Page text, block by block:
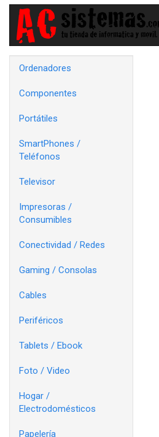
Ordenadores
Componentes
Portátiles
SmartPhones /
Teléfonos
Televisor
Impresoras /
Consumibles
Conectividad / Redes
Gaming / Consolas
Cables
Periféricos
Tablets / Ebook
Foto / Video
Hogar /
Electrodomésticos
Papelería